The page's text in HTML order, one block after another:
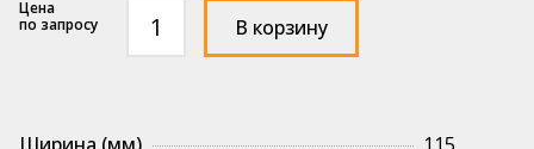
по запросу
товара
В корзину